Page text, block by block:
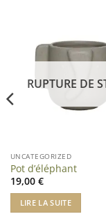
RUPTURE DE
UNCATEGORIZED
Pot d’éléphant
19,00 €
LIRE LA SUITE